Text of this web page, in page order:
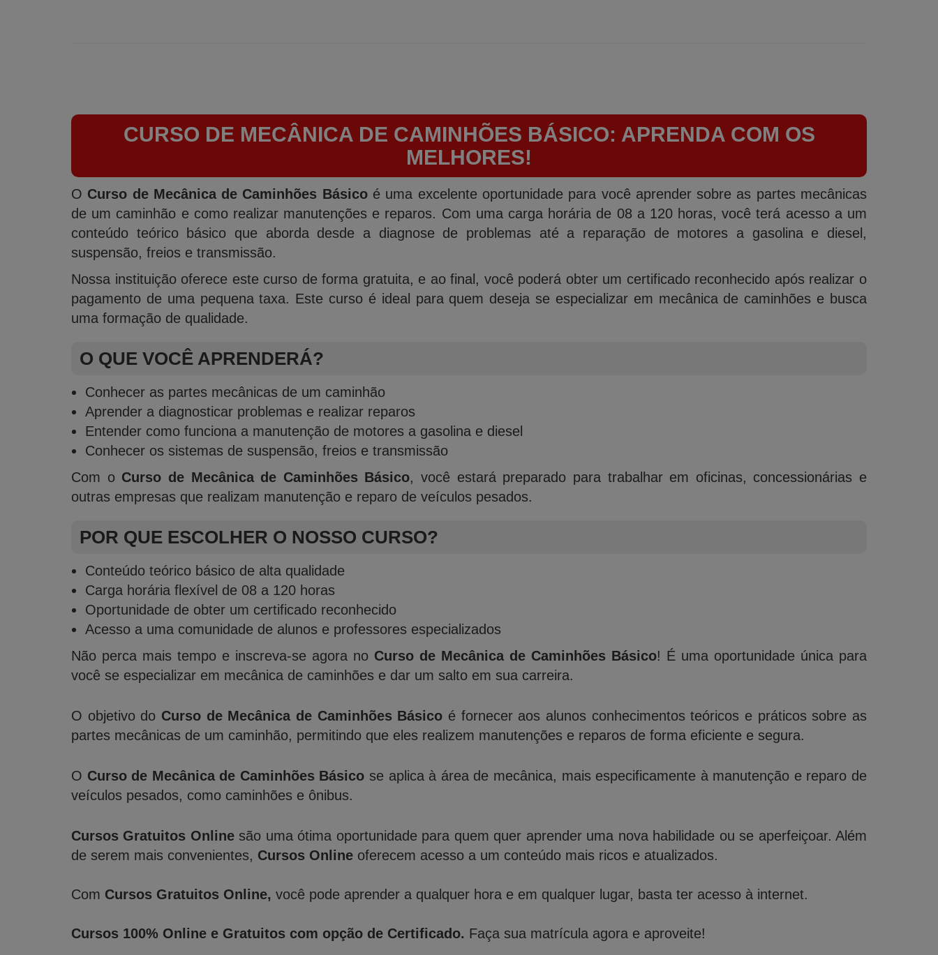
CURSO DE MECÂNICA DE CAMINHÕES BÁSICO: APRENDA COM OS
MELHORES!
O Curso de Mecânica de Caminhões Básicoé uma excelente oportunidade para você aprender sobre as partes mecânicas
de um caminhão e como realizar manutenções e reparos. Com uma carga horária de 08 a 120 horas, você terá acesso a um
conteúdo teórico básico que aborda desde a diagnose de problemas até a reparação de motores a gasolina e diesel,
suspensão, freios e transmissão.
Nossa instituição oferece este curso de forma gratuita, e ao final, você poderá obter um certificado reconhecido após realizar o
pagamento de uma pequena taxa. Este curso é ideal para quem deseja se especializar em mecânica de caminhões e busca
uma formação de qualidade.
O QUE VOCÊ APRENDERÁ?
Conhecer as partes mecânicas de um caminhão
Aprender a diagnosticar problemas e realizar reparos
Entender como funciona a manutenção de motores a gasolina e diesel
Conhecer os sistemas de suspensão, freios e transmissão
Com o Curso de Mecânica de Caminhões Básico, você estará preparado para trabalhar em oficinas, concessionárias e
outras empresas que realizam manutenção e reparo de veículos pesados.
POR QUE ESCOLHER O NOSSO CURSO?
Conteúdo teórico básico de alta qualidade
Carga horária flexível de 08 a 120 horas
Oportunidade de obter um certificado reconhecido
Acesso a uma comunidade de alunos e professores especializados
Não perca mais tempo e inscreva-se agora no Curso de Mecânica de Caminhões Básico! É uma oportunidade única para
você se especializar em mecânica de caminhões e dar um salto em sua carreira.
O objetivo do Curso de Mecânica de Caminhões Básico é fornecer aos alunos conhecimentos teóricos e práticos sobre as
partes mecânicas de um caminhão, permitindo que eles realizem manutenções e reparos de forma eficiente e segura.
O Curso de Mecânica de Caminhões Básico se aplica à área de mecânica, mais especificamente à manutenção e reparo de
veículos pesados, como caminhões e ônibus.
Cursos Gratuitos Onlinesão uma ótima oportunidade para quem quer aprender uma nova habilidade ou se aperfeiçoar. Além
de serem mais convenientes, Cursos Online oferecem acesso a um conteúdo mais ricos e atualizados.
Com Cursos Gratuitos Online, você pode aprender a qualquer hora e em qualquer lugar, basta ter acesso à internet.
Cursos 100% Online e Gratuitos com opção de Certificado. Faça sua matrícula agora e aproveite!